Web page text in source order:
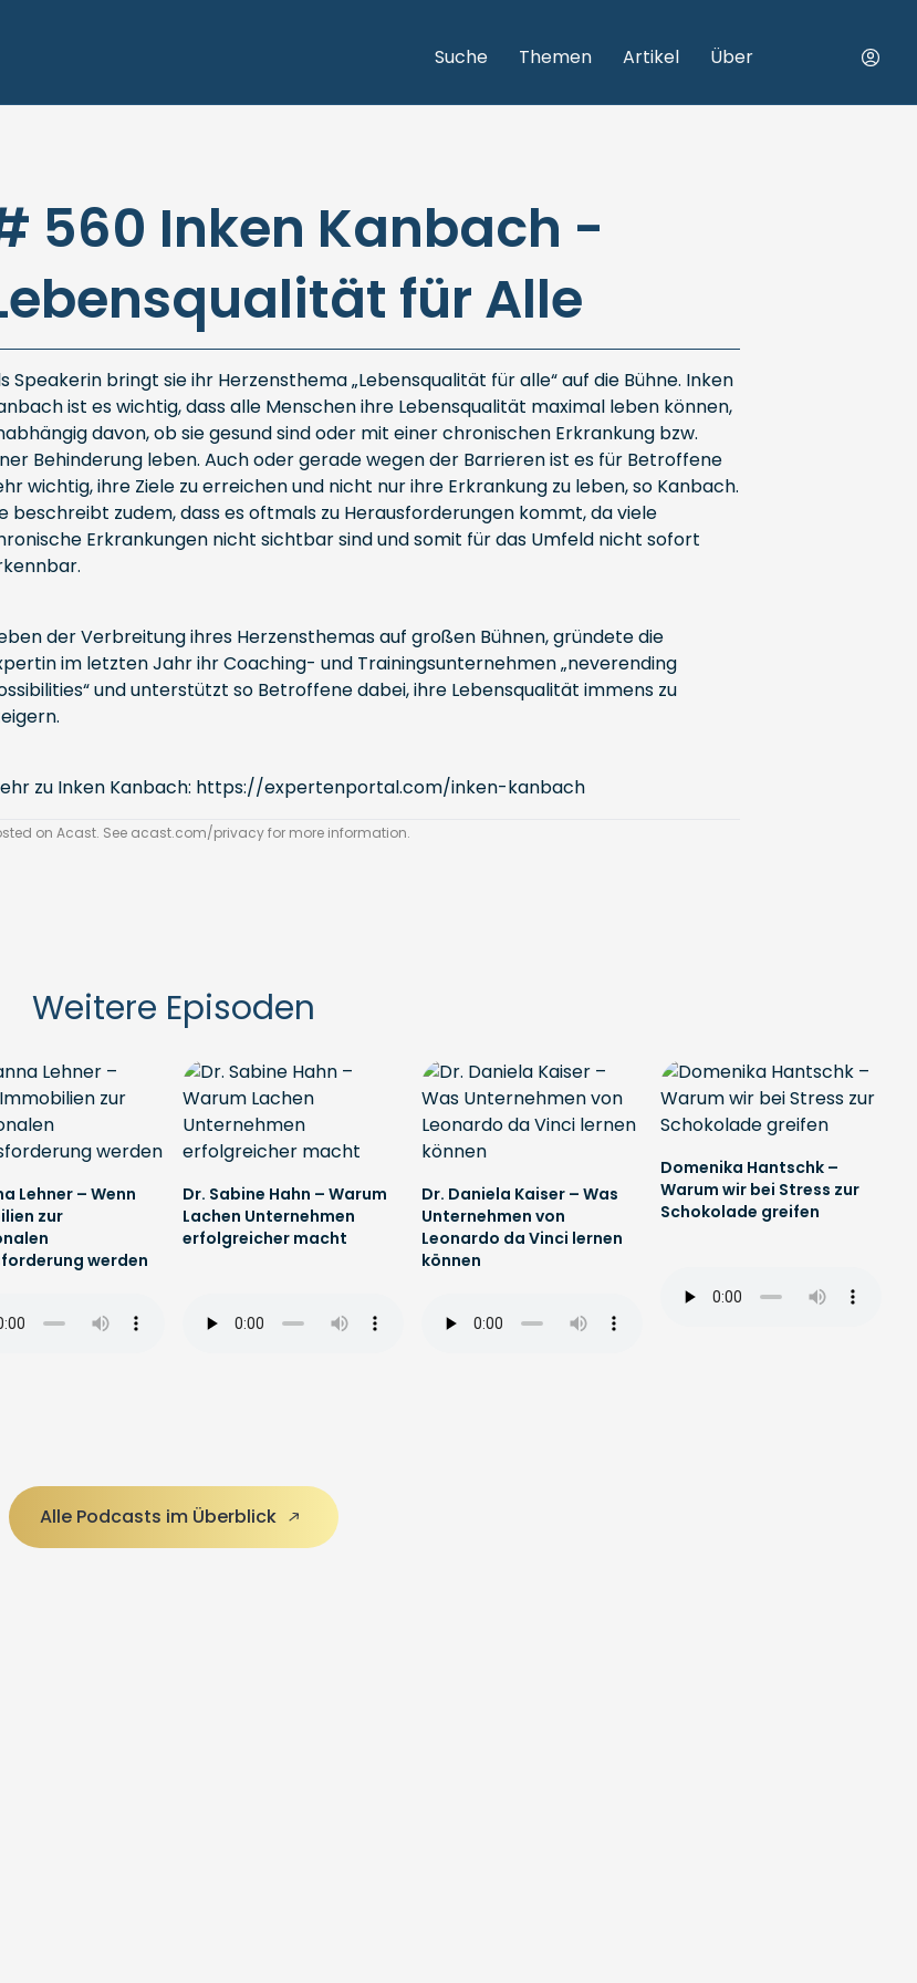
Suche Themen Artikel Über
560 Inken Kanbach -
für Alle
Speakerin bringt sie ihr Herzensthema „Lebensqualität für alle“ auf die Bühne. Inken
ist es wichtig, dass alle Menschen ihre Lebensqualität maximal leben können,
davon, ob sie gesund sind oder mit einer chronischen Erkrankung bzw.
Behinderung leben. Auch oder gerade wegen der Barrieren ist es für Betroffene
wichtig, ihre Ziele zu erreichen und nicht nur ihre Erkrankung zu leben, so Kanbach.
beschreibt zudem, dass es oftmals zu Herausforderungen kommt, da viele
Erkrankungen nicht sichtbar sind und somit für das Umfeld nicht sofort
der Verbreitung ihres Herzensthemas auf großen Bühnen, gründete die
im letzten Jahr ihr Coaching- und Trainingsunternehmen „neverending
und unterstützt so Betroffene dabei, ihre Lebensqualität immens zu
zu Inken Kanbach: https://expertenportal.com/inken-kanbach
on Acast. See acast.com/privacyfor more information.
Weitere Episoden
Lehner – Wenn
zur
werden
Dr. Sabine Hahn – Warum
Lachen Unternehmen
erfolgreicher macht
Dr. Daniela Kaiser – Was
Unternehmen von
Leonardo da Vinci lernen
können
Domenika Hantschk –
Warum wir bei Stress zur
Schokolade greifen
Alle Podcasts im Überblick